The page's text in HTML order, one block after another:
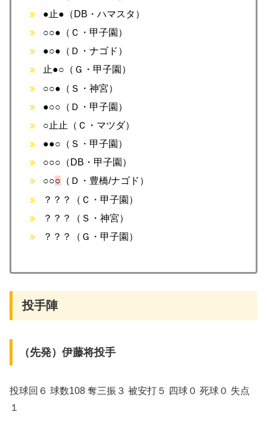
●止●（DB・ハマスタ）
○○●（Ｃ・甲子園）
●○●（Ｄ・ナゴド）
止●○（Ｇ・甲子園）
○○●（Ｓ・神宮）
●○○（Ｄ・甲子園）
○止止（Ｃ・マツダ）
●●○（Ｓ・甲子園）
○○○（DB・甲子園）
○○○ （Ｄ・豊橋/ナゴド）
？？？（Ｃ・甲子園）
？？？（Ｓ・神宮）
？？？（Ｇ・甲子園）
投手陣
（先発）伊藤将投手
投球回６ 球数108 奪三振３ 被安打５ 四球０ 死球０ 失点
１